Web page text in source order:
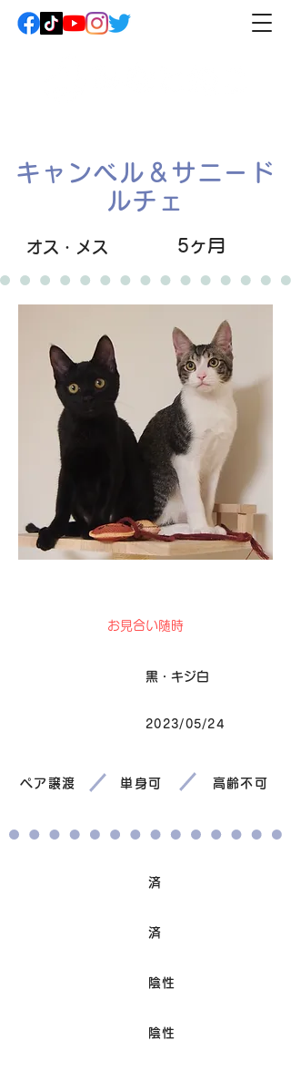
キャンベル＆サニード
ルチェ
オス・メス 5ヶ月
お見合い随時
黒・キジ白
2023/05/24
ペア譲渡 単身可 高齢不可
済
済
陰性
陰性